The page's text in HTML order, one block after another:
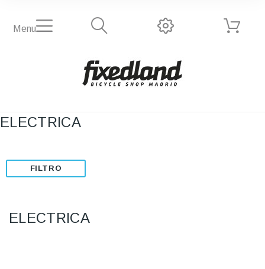
Menu
ELECTRICA
ELECTRICA
FILTRO